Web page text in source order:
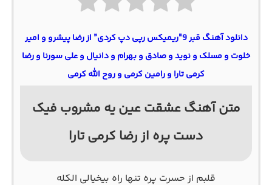
دانلود آهنگ قبر 9″ریمیکس رپی دپ کردی” از رضا پیشرو و امیر
خلوت و مسلک و نوید و صادق و بهرام و دانیال و علی سورنا و رضا
کرمی تارا و رامین کرمی و روح الله کرمی
متن آهنگ عشقت عین یه مشروب فیک
دست پره از رضا کرمی تارا
ﻗﻠﺒﻢ از ﺣﺴﺮت ﭘﺮه ﺗﻨﻬﺎ راه ﺑﻴﺨﻴﺎﻟﻰ اﻟﻜﻠﻪ